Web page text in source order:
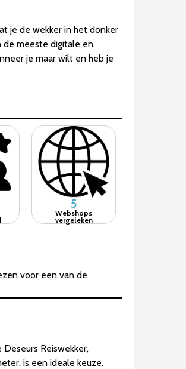
je de wekker in het donker
de meeste digitale en
je maar wilt en heb je
5
Webshops
vergeleken
voor een van de
Reiswekker,
is een ideale keuze.